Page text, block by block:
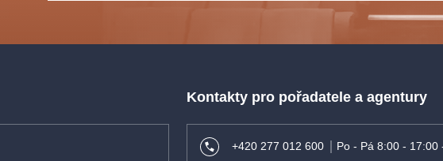
Kontakty pro pořadatele a agentury
+420 277 012 600 Po - Pá 8:00 -